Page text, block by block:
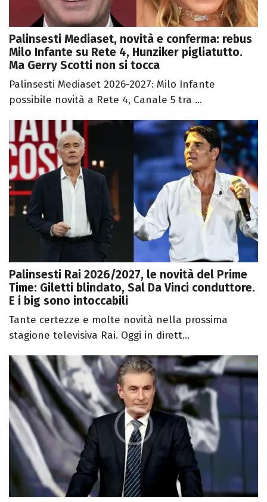
Palinsesti Mediaset, novità e conferma: rebus
Milo Infante su Rete 4, Hunziker pigliatutto.
Ma Gerry Scotti non si tocca
Palinsesti Mediaset 2026-2027: Milo Infante
possibile novità a Rete 4, Canale 5 tra ...
Palinsesti Rai 2026/2027, le novità del Prime
Time: Giletti blindato, Sal Da Vinci conduttore.
E i big sono intoccabili
Tante certezze e molte novità nella prossima
stagione televisiva Rai. Oggi in dirett...